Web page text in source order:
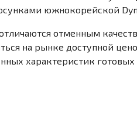
южнокорейской
отменным
на рынке доступной
характеристик